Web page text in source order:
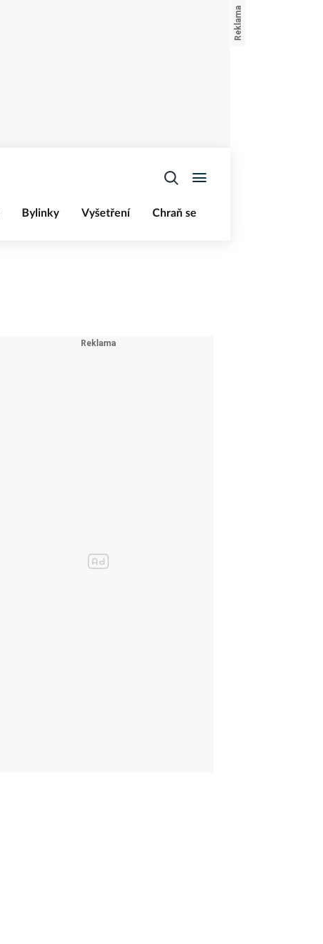
Bylinky Vyšetření Chraň se